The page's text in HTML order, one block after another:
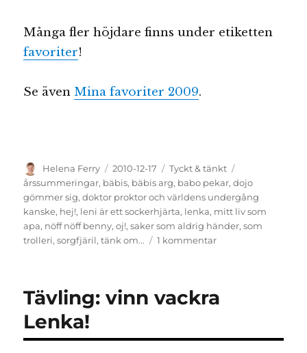
Många fler höjdare finns under etiketten
favoriter!
Se även Mina favoriter 2009.
Författare
Helena Ferry
Publicerat
den
2010-12-17 Kategorier
Tyckt & tänkt
årssummeringar, bäbis, bäbis arg, babo pekar,dojo
gömmer sig,doktor proktor och världens undergång
kanske, hej!, leni är ett sockerhjärta, lenka, mitt liv som
apa, nöff nöff benny,oj!,saker som aldrig händer,som
trolleri,sorgfjäril,tänk om... 1 kommentartill
Tävling: vinn vackra
Lenka!